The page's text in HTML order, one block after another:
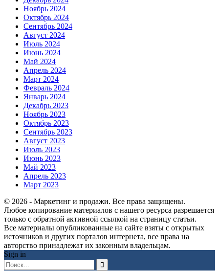
Ноябрь 2024
Октябрь 2024
Сентябрь 2024
Август 2024
Июль 2024
Июнь 2024
Май 2024
Апрель 2024
Март 2024
Февраль 2024
Январь 2024
Декабрь 2023
Ноябрь 2023
Октябрь 2023
Сентябрь 2023
Август 2023
Июль 2023
Июнь 2023
Май 2023
Апрель 2023
Март 2023
© 2026 - Маркетинг и продажи. Все права защищены.
Любое копирование материалов с нашего ресурса разрешается
только с обратной активной ссылкой на страницу статьи.
Все материалы опубликованные на сайте взяты с открытых
источников и других порталов интернета, все права на
авторство принадлежат их законным владельцам.
Sign in